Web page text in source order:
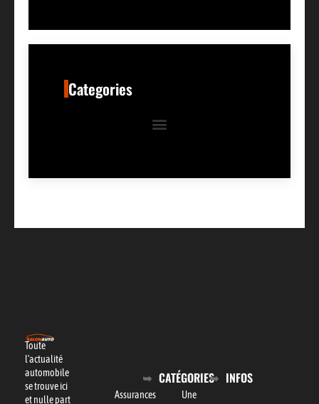
Categories
Toute
l’actualité
automobile
se trouve ici
et nulle part
CATÉGORIES
Assurances
INFOS
Une